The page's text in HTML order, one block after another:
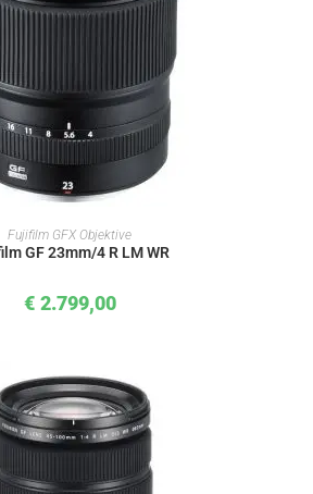
IN DEN WARENKORB
Fujifilm GFX Objektive
GF 23mm/4 R LM WR
€ 2.799,00